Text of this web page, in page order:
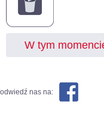
W tym
odwiedź nas na: